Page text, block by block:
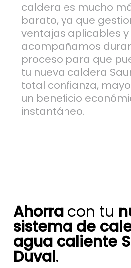
caldera es mucho
barato, ya que
ventajas aplicables y
acompañamos
proceso para que
tu nueva caldera
total confianza,
un beneficio
instantáneo.
Ahorracon tu
sistema de
agua caliente
Duval.